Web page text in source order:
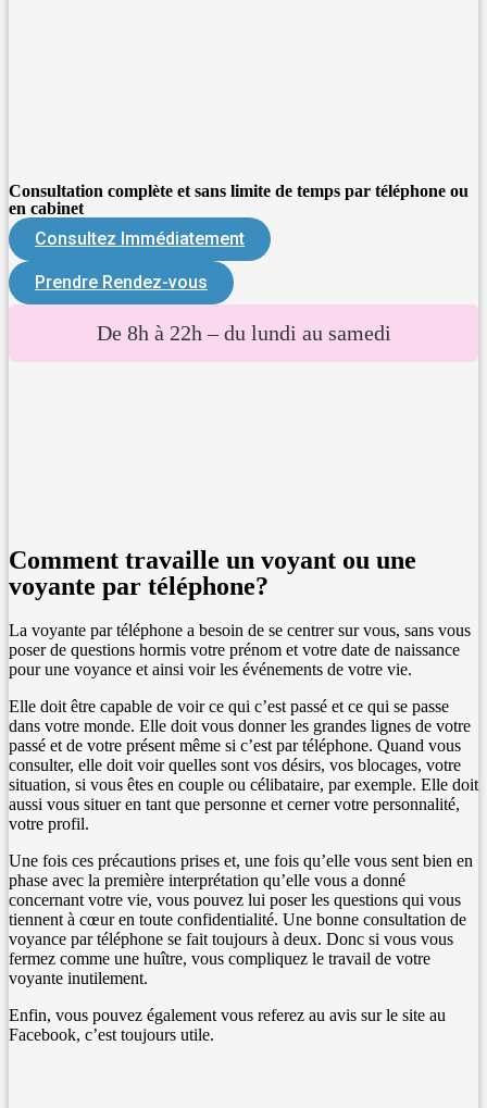
Consultation complète et sans limite de temps par téléphone ou
en cabinet
Consultez Immédiatement
Prendre Rendez-vous
De 8h à 22h – du lundi au samedi
Comment travaille un voyant ou une
voyante par téléphone?
La voyante par téléphone a besoin de se centrer sur vous, sans vous
poser de questions hormis votre prénom et votre date de naissance
pour une voyance et ainsi voir les événements de votre vie.
Elle doit être capable de voir ce qui c’est passé et ce qui se passe
dans votre monde. Elle doit vous donner les grandes lignes de votre
passé et de votre présent même si c’est par téléphone. Quand vous
consulter, elle doit voir quelles sont vos désirs, vos blocages, votre
situation, si vous êtes en couple ou célibataire, par exemple. Elle doit
aussi vous situer en tant que personne et cerner votre personnalité,
votre profil.
Une fois ces précautions prises et, une fois qu’elle vous sent bien en
phase avec la première interprétation qu’elle vous a donné
concernant votre vie, vous pouvez lui poser les questions qui vous
tiennent à cœur en toute confidentialité. Une bonne consultation de
voyance par téléphone se fait toujours à deux. Donc si vous vous
fermez comme une huître, vous compliquez le travail de votre
voyante inutilement.
Enfin, vous pouvez également vous referez au avis sur le site au
Facebook, c’est toujours utile.